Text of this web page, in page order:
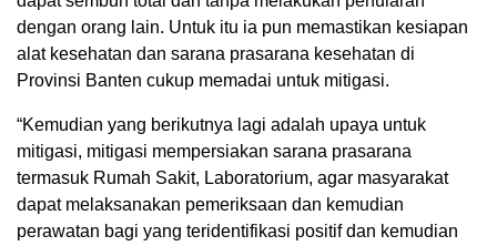
dengan orang lain. Untuk itu ia pun memastikan kesiapan
alat kesehatan dan sarana prasarana kesehatan di
Provinsi Banten cukup memadai untuk mitigasi.
“Kemudian yang berikutnya lagi adalah upaya untuk
mitigasi, mitigasi mempersiakan sarana prasarana
termasuk Rumah Sakit, Laboratorium, agar masyarakat
dapat melaksanakan pemeriksaan dan kemudian
perawatan bagi yang teridentifikasi positif dan kemudian